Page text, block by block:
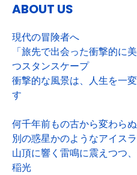
ABOUT US
現代の冒険者へ
「旅先で出会った衝撃的に
つスタンスケープ
衝撃的な風景は、人生を一
す
何千年前もの古から変わら
別の惑星かのようなアイス
山頂に響く雷鳴に震えつつ
稲光